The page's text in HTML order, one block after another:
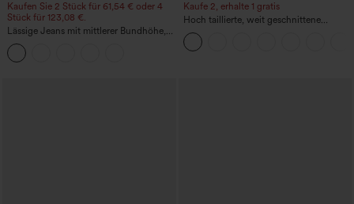
Kaufen Sie 2 Stück für 61,54 € oder 4
Stück für 123,08 €.
Lässige Jeans mit mittlerer Bundhöhe,
Kordelzug und Taschen
Kaufe 2, erhalte 1 gratis
Hoch taillierte, weit geschnittene
Freizeithose aus Leinenmischung mit
Kordelzug und Taschen